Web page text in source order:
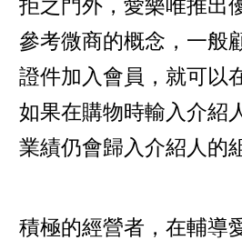
拒之門外，愛樂唯推出
參考微商的概念，一般
證件加入會員，就可以
如果在購物時輸入介紹
業績仍會歸入介紹人的
積極的經營者，在輔導